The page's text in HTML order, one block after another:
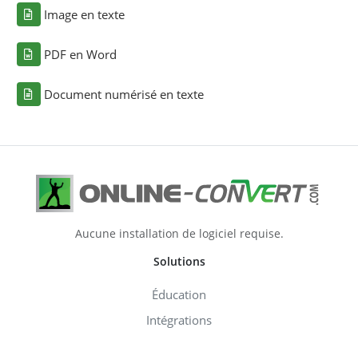
Image en texte
PDF en Word
Document numérisé en texte
Aucune installation de logiciel requise.
Solutions
Éducation
Intégrations